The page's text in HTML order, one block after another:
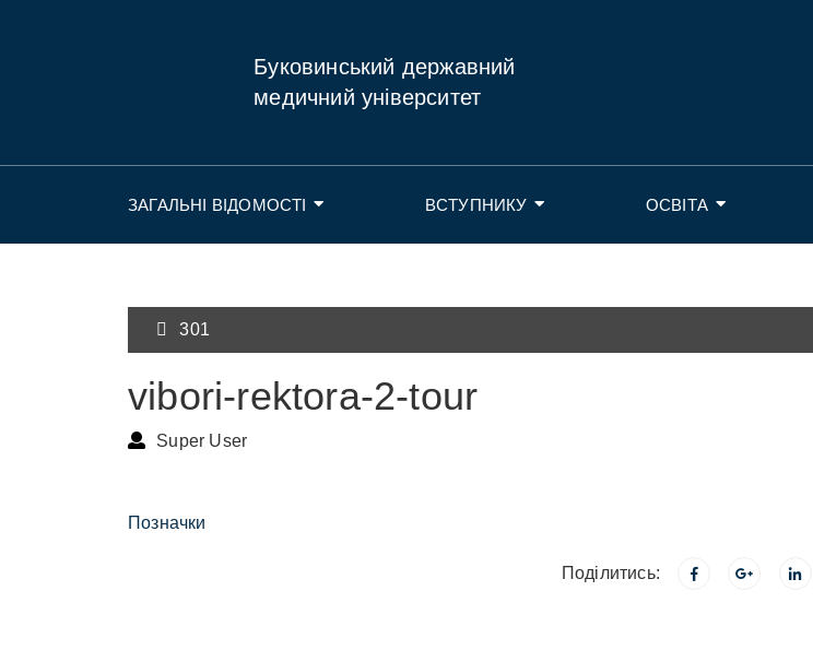
Буковинський державний
медичний університет
ЗАГАЛЬНІ ВІДОМОСТІ ВСТУПНИКУ ОСВІТА
301
vibori-rektora-2-tour
Super User
Позначки
Поділитись: